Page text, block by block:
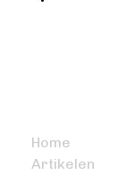
Home
Artikelen